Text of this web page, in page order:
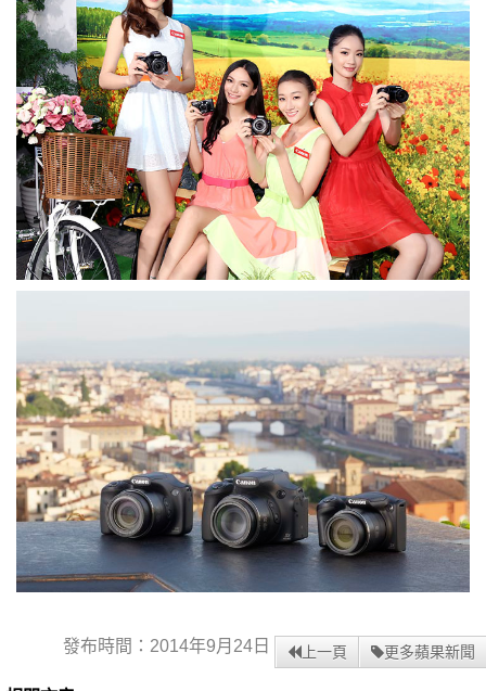
發布時間：2014年9月24日 上一頁 更多蘋果新聞